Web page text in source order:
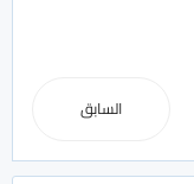
السابق